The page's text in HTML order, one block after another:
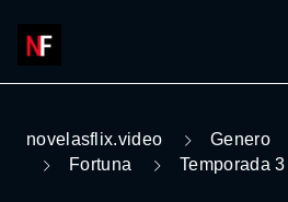
novelasflix.video Genero
Fortuna
Temporada 3